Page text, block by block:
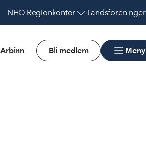
NHO Regionkontor Landsforeninger
Arbinn Bli medlem Meny